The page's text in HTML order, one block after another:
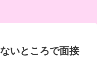
いところで面接